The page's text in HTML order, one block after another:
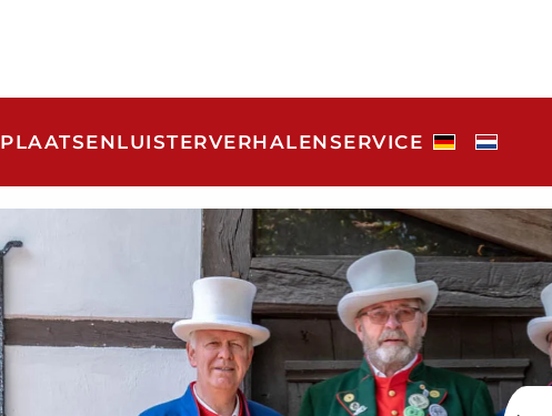
PLAATSENLUISTERVERHALENSERVICE